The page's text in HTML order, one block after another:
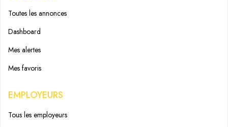
Toutes les annonces
Dashboard
Mes alertes
Mes favoris
EMPLOYEURS
Tous les employeurs